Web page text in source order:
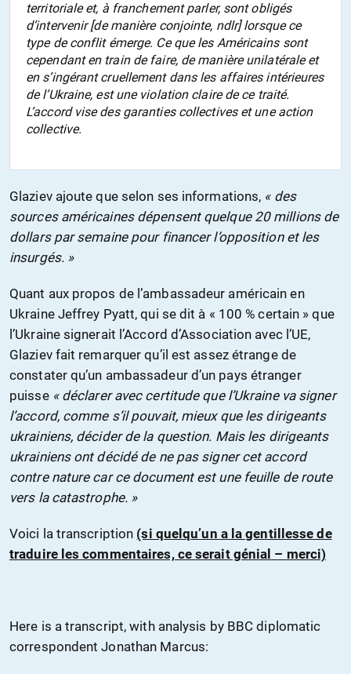
territoriale et, à franchement parler, sont obligés
d’intervenir [de manière conjointe, ndlr] lorsque ce
type de conflit émerge. Ce que les Américains sont
cependant en train de faire, de manière unilatérale et
en s’ingérant cruellement dans les affaires intérieures
de l’Ukraine, est une violation claire de ce traité.
L’accord vise des garanties collectives et une action
collective.
Glaziev ajoute que selon ses informations, « des
sources américaines dépensent quelque 20 millions de
dollars par semaine pour financer l’opposition et les
insurgés. »
Quant aux propos de l’ambassadeur américain en
Ukraine Jeffrey Pyatt, qui se dit à « 100 % certain » que
l’Ukraine signerait l’Accord d’Association avec l’UE,
Glaziev fait remarquer qu’il est assez étrange de
constater qu’un ambassadeur d’un pays étranger
puisse « déclarer avec certitude que l’Ukraine va signer
l’accord, comme s’il pouvait, mieux que les dirigeants
ukrainiens, décider de la question. Mais les dirigeants
ukrainiens ont décidé de ne pas signer cet accord
contre nature car ce document est une feuille de route
vers la catastrophe. »
Voici la transcription (si quelqu’un a la gentillesse de
traduire les commentaires, ce serait génial – merci)
Here is a transcript, with analysis by BBC diplomatic
correspondent Jonathan Marcus: